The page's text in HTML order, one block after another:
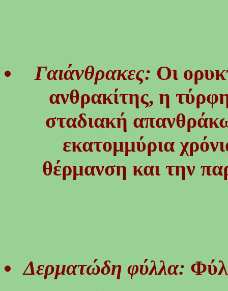
Γαιάνθρακες: Οι
ανθρακίτης, η
σταδιακή
εκατομμύρια
θέρμανση και την
Δερματώδη φύλλα: